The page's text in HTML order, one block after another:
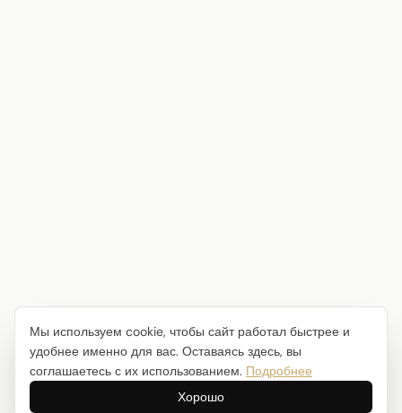
Мы используем cookie, чтобы сайт работал быстрее и
удобнее именно для вас. Оставаясь здесь, вы
соглашаетесь с их использованием. Подробнее
Хорошо